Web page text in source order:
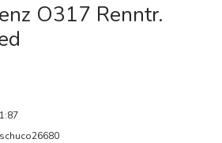
O317 Renntr.
1:87
schuco26680